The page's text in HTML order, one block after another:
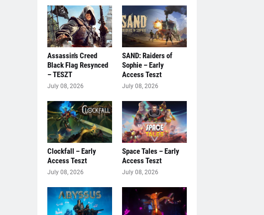
Assassin's Creed
Black Flag Resynced
– TESZT
July 08, 2026
SAND: Raiders of
Sophie – Early
Access Teszt
July 08, 2026
Clockfall – Early
Access Teszt
July 08, 2026
Space Tales – Early
Access Teszt
July 08, 2026